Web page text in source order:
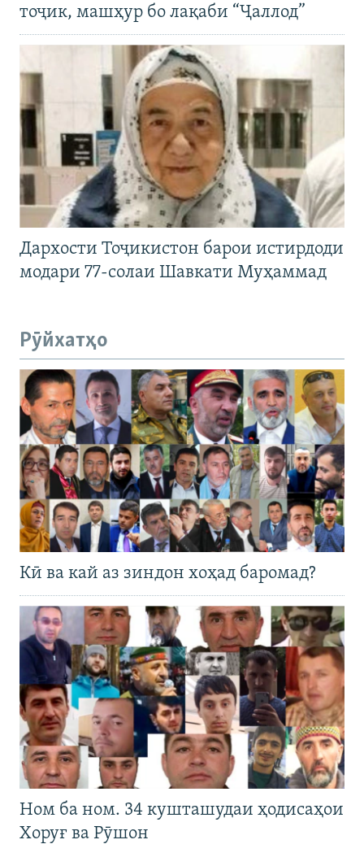
тоҷик, машҳур бо лақаби “Ҷаллод”
Дархости Тоҷикистон барои истирдоди
модари 77-солаи Шавкати Муҳаммад
Рӯйхатҳо
Кӣ ва кай аз зиндон хоҳад баромад?
Ном ба ном. 34 кушташудаи ҳодисаҳои
Хоруғ ва Рӯшон